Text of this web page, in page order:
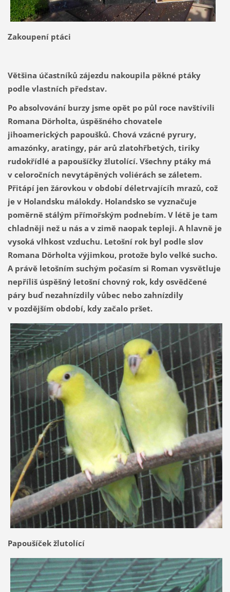
Zakoupení ptáci
Většina účastníků zájezdu nakoupila pěkné ptáky
podle vlastních představ.
Po absolvování burzy jsme opět po půl roce navštívili
Romana Dörholta, úspěšného chovatele
jihoamerických papoušků. Chová vzácné pyrury,
amazónky, aratingy, pár arů zlatohřbetých, tiriky
rudokřídlé a papoušíčky žlutolící. Všechny ptáky má
v celoročních nevytápěných voliérách se záletem.
Přitápí jen žárovkou v období déletrvajícíh mrazů, což
je v Holandsku málokdy. Holandsko se vyznačuje
poměrně stálým přímořským podnebím. V létě je tam
chladněji než u nás a v zimě naopak tepleji. A hlavně je
vysoká vlhkost vzduchu. Letošní rok byl podle slov
Romana Dörholta výjimkou, protože bylo velké sucho.
A právě letošním suchým počasím si Roman vysvětluje
nepříliš úspěšný letošní chovný rok, kdy osvědčené
páry buď nezahnízdily vůbec nebo zahnízdily
v pozdějším období, kdy začalo pršet.
Papoušíček žlutolící